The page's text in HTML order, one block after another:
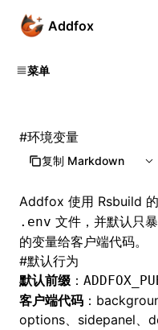
Addfox
菜单
#环境变量
复制 Markdown
Addfox 使用 Rsbuild 的
.env 文件，并默认只
的变量给客户端代码。
#默认行为
默认前缀 ：
客户端代码 ：
options、sidepanel、